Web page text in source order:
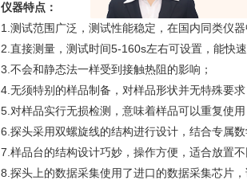
仪器特点：
1.测试范围广泛，测试性能稳定，在国内同类仪器
2.直接测量，测试时间5-160s左右可设置，能快
3.不会和静态法一样受到接触热阻的影响；
4.无须特别的样品制备，对样品形状并无特殊要
5.对样品实行无损检测，意味着样品可以重复使用
6.探头采用双螺旋线的结构进行设计，结合专属
7.样品台的结构设计巧妙，操作方便，适合放置
8.探头上的数据采集使用了进口的数据采集芯片